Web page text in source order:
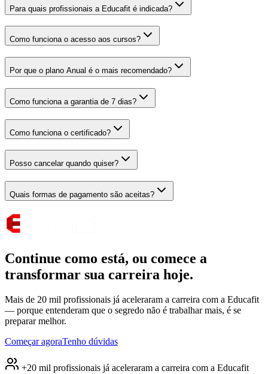
Para quais profissionais a Educafit é indicada?
Como funciona o acesso aos cursos?
Por que o plano Anual é o mais recomendado?
Como funciona a garantia de 7 dias?
Como funciona o certificado?
Posso cancelar quando quiser?
Quais formas de pagamento são aceitas?
Continue como está, ou comece a
transformar sua carreira hoje.
Mais de 20 mil profissionais já aceleraram a carreira com a Educafit
— porque entenderam que o segredo não é trabalhar mais, é se
preparar melhor.
Começar agoraTenho dúvidas
+20 mil profissionais já aceleraram a carreira com a Educafit